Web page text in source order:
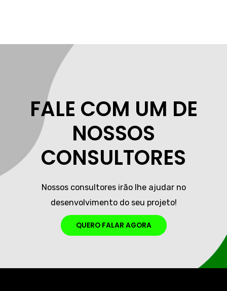
FALE COM UM DE
NOSSOS
CONSULTORES
Nossos consultores irão lhe ajudar no
desenvolvimento do seu projeto!
QUERO FALAR AGORA